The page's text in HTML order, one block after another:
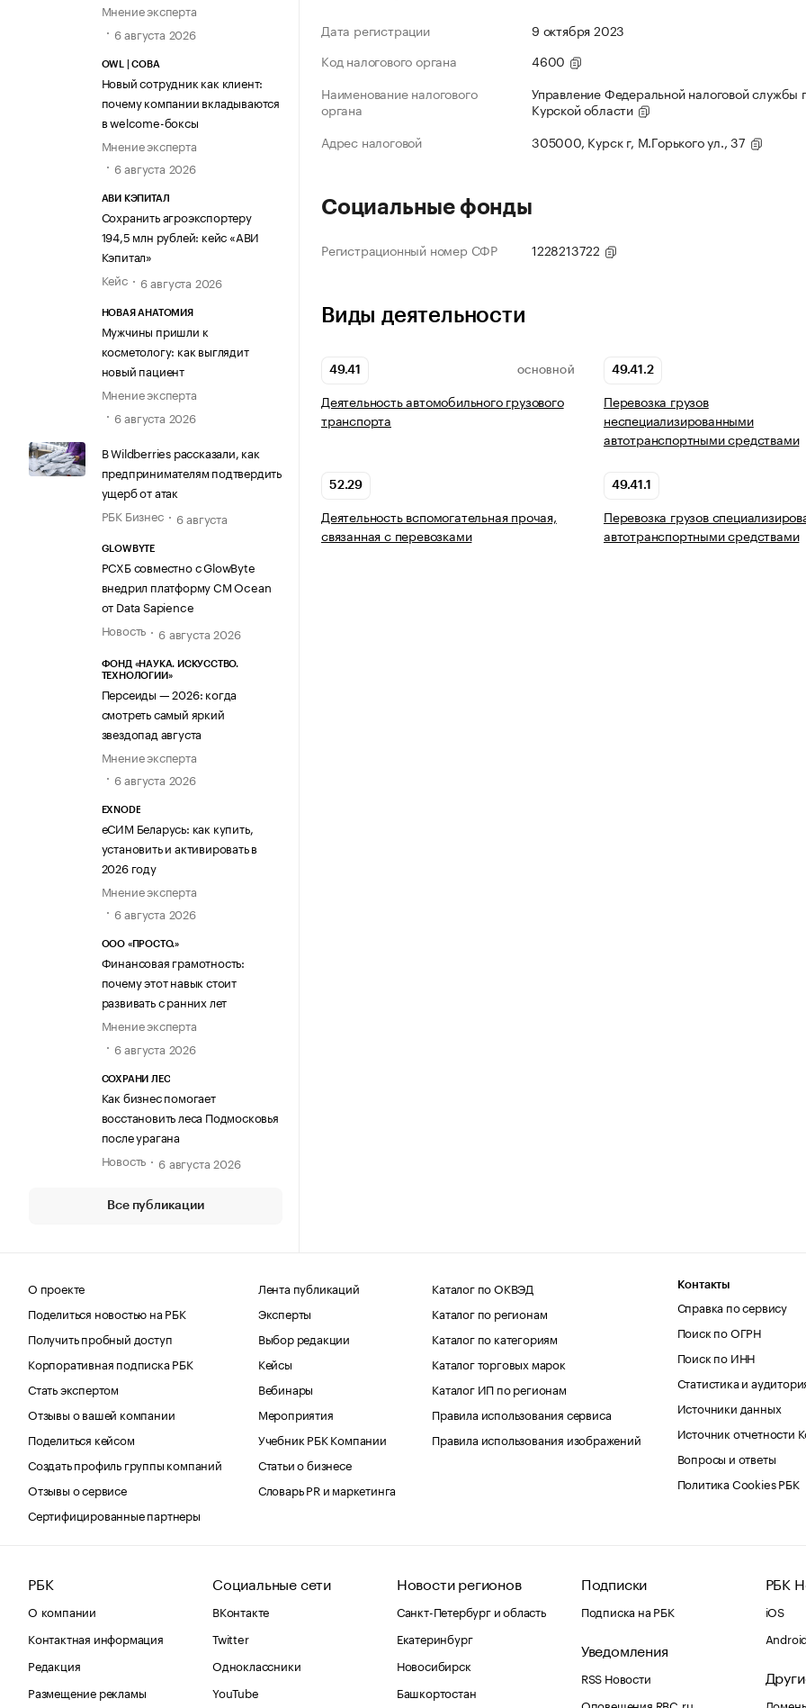
Мнение эксперта
6 августа 2026
OWL | СОВА
Новый сотрудник как клиент:
почему компании вкладываются
в welcome-боксы
Мнение эксперта
6 августа 2026
АВИ КЭПИТАЛ
Сохранить агроэкспортеру
194,5 млн рублей: кейс «АВИ
Кэпитал»
Кейс
6 августа 2026
НОВАЯ АНАТОМИЯ
Мужчины пришли к
косметологу: как выглядит
новый пациент
Мнение эксперта
6 августа 2026
В Wildberries рассказали, как
предпринимателям подтвердить
ущерб от атак
РБК Бизнес
6 августа
GLOWBYTE
РСХБ совместно с GlowByte
внедрил платформу CM Ocean
от Data Sapience
Новость
6 августа 2026
ФОНД «НАУКА. ИСКУССТВО.
ТЕХНОЛОГИИ»
Персеиды — 2026: когда
смотреть самый яркий
звездопад августа
Мнение эксперта
6 августа 2026
EXNODE
еСИМ Беларусь: как купить,
установить и активировать в
2026 году
Мнение эксперта
6 августа 2026
ООО «ПРОСТО.»
Финансовая грамотность:
почему этот навык стоит
развивать с ранних лет
Мнение эксперта
6 августа 2026
СОХРАНИ ЛЕС
Как бизнес помогает
восстановить леса Подмосковья
после урагана
Новость
6 августа 2026
Все публикации
Дата регистрации
9 октября 2023
Код налогового органа
4600
Наименование налогового
органа
Управление Федеральной налоговой службы
Курской области
Адрес налоговой
305000, Курск г, М.Горького ул., 37
Социальные фонды
Регистрационный номер СФР 1228213722
Виды деятельности
49.41 ОСНОВНОЙ
Деятельность автомобильного грузового
транспорта
49.41.2
Перевозка грузов
неспециализированными
автотранспортными средствами
52.29
Деятельность вспомогательная прочая,
связанная с перевозками
49.41.1
Перевозка грузов
автотранспортными средствами
О проекте
Поделиться новостью на РБК
Получить пробный доступ
Корпоративная подписка РБК
Стать экспертом
Отзывы о вашей компании
Поделиться кейсом
Создать профиль группы компаний
Отзывы о сервисе
Сертифицированные партнеры
Лента публикаций
Эксперты
Выбор редакции
Кейсы
Вебинары
Мероприятия
Учебник РБК Компании
Статьи о бизнесе
Словарь PR и маркетинга
Каталог по ОКВЭД
Каталог по регионам
Каталог по категориям
Каталог торговых марок
Каталог ИП по регионам
Правила использования сервиса
Правила использования изображений
Контакты
Справка по сервису
Поиск по ОГРН
Поиск по ИНН
Статистика и
Источники данных
Источник отчетности
Вопросы и ответы
Политика Cookies РБК
РБК
О компании
Контактная информация
Редакция
Размещение рекламы
Социальные сети
ВКонтакте
Twitter
Одноклассники
YouTube
Новости регионов
Санкт-Петербург и область
Екатеринбург
Новосибирск
Башкортостан
Подписки
Подписка на РБК
Уведомления
RSS Новости
Оповещения RBC.ru
РБК
iOS